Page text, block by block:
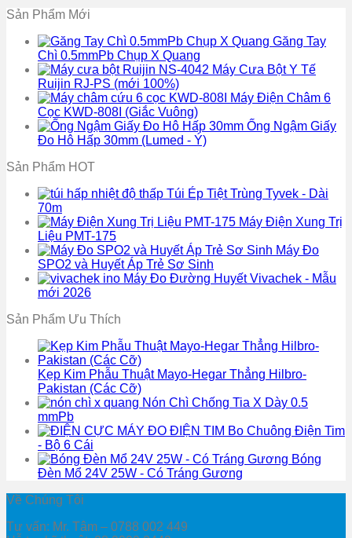
Sản Phẩm Mới
Găng Tay
Chì 0.5mmPb Chụp X Quang
Máy Cưa Bột Y Tế
Ruijin RJ-PS (mới 100%)
Máy Điện Châm 6
Cọc KWD-808I (Giắc Vuông)
Ống Ngậm Giấy
Đo Hô Hấp 30mm (Lumed - Ý)
Sản Phẩm HOT
Túi Ép Tiệt Trùng Tyvek - Dài
70m
Máy Điện Xung Trị
Liệu PMT-175
Máy Đo
SPO2 và Huyết Áp Trẻ Sơ Sinh
Máy Đo Đường Huyết Vivachek - Mẫu
mới 2026
Sản Phẩm Ưu Thích
Kẹp Kim Phẫu Thuật Mayo-Hegar Thẳng Hilbro-
Pakistan (Các Cỡ)
Nón Chì Chống Tia X Dày 0.5
mmPb
Bo Chuông Điện Tim
- Bộ 6 Cái
Bóng
Đèn Mổ 24V 25W - Có Tráng Gương
Về Chúng Tôi
Tư vấn: Mr. Tâm – 0788 002 449